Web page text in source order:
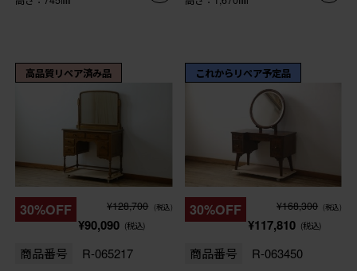
高品質リペア済み品
30%OFF ¥128,700 (税込)
¥90,090 (税込)
商品番号 R-065217
これからリペア予定品
30%OFF ¥168,300 (税込)
¥117,810 (税込)
商品番号 R-063450